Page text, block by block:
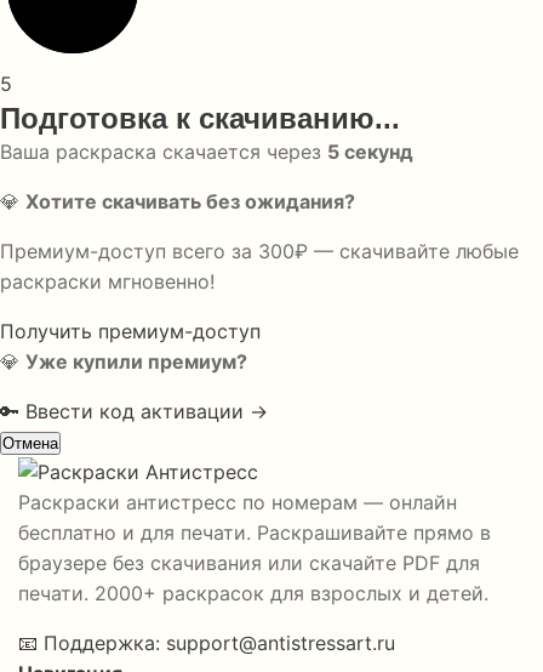
5
Подготовка к скачиванию...
Ваша раскраска скачается через 5 секунд
💎 Хотите скачивать без ожидания?
Премиум-доступ всего за 300₽ — скачивайте любые
раскраски мгновенно!
Получить премиум-доступ
💎 Уже купили премиум?
🔑 Ввести код активации →
Отмена
Раскраски антистресс по номерам — онлайн
бесплатно и для печати. Раскрашивайте прямо в
браузере без скачивания или скачайте PDF для
печати. 2000+ раскрасок для взрослых и детей.
📧 Поддержка: support@antistressart.ru